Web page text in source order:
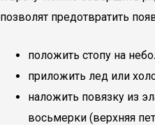
позволят предотвратить
положить стопу на
приложить лед или
наложить повязку из
восьмерки (верхняя